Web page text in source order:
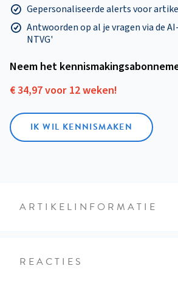
Gepersonaliseerde alerts voor
Antwoorden op al je vragen via de
NTVG'
Neem het
€ 34,97 voor 12 weken!
IK WIL KENNISMAKEN
ARTIKELINFORMATIE
REACTIES